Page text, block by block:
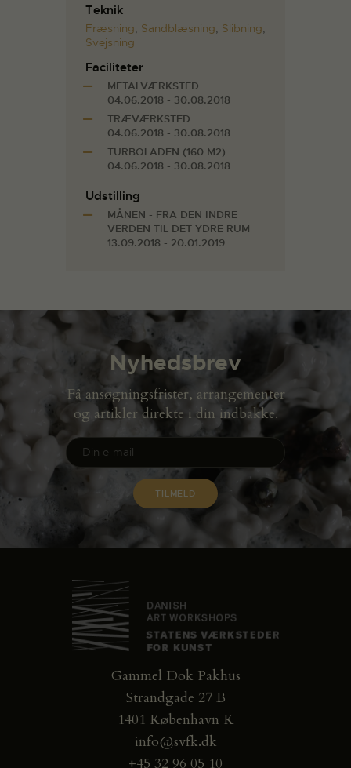
Teknik
Fræsning, Sandblæsning, Slibning,
Svejsning
Faciliteter
METALVÆRKSTED
04.06.2018 - 30.08.2018
TRÆVÆRKSTED
04.06.2018 - 30.08.2018
TURBOLADEN (160 M2)
04.06.2018 - 30.08.2018
Udstilling
MÅNEN - FRA DEN INDRE
VERDEN TIL DET YDRE RUM
13.09.2018 - 20.01.2019
Nyhedsbrev
Få ansøgningsfrister, arrangementer
og artikler direkte i din indbakke.
Gammel Dok Pakhus
Strandgade 27 B
1401 København K
info@svfk.dk
+45 32 96 05 10